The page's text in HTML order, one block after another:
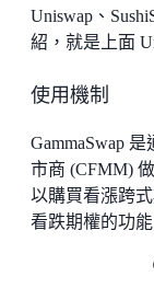
Uniswap、
紹，就是上面
使用機制
GammaSwap
市商 (CFMM)
以購買看漲跨
看跌期權的功能